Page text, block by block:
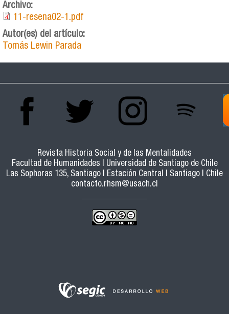
Archivo:
11-resena02-1.pdf
Autor(es) del artículo:
Tomás Lewin Parada
Revista Historia Social y de las Mentalidades
Facultad de Humanidades | Universidad de Santiago de Chile
Las Sophoras 135, Santiago | Estación Central | Santiago | Chile
contacto.rhsm@usach.cl